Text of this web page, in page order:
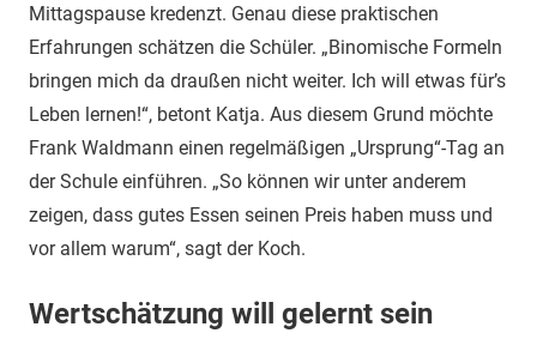
Mittagspause kredenzt. Genau diese praktischen
Erfahrungen schätzen die Schüler. „Binomische Formeln
bringen mich da draußen nicht weiter. Ich will etwas für’s
Leben lernen!“, betont Katja. Aus diesem Grund möchte
Frank Waldmann einen regelmäßigen „Ursprung“-Tag an
der Schule einführen. „So können wir unter anderem
zeigen, dass gutes Essen seinen Preis haben muss und
vor allem warum“, sagt der Koch.
Wertschätzung will gelernt sein